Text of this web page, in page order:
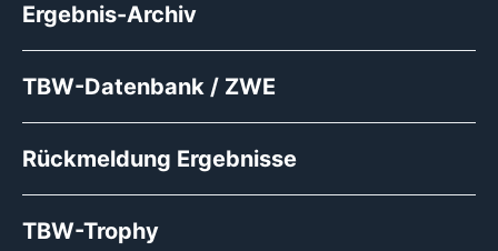
Ergebnis-Archiv
TBW-Datenbank / ZWE
Rückmeldung Ergebnisse
TBW-Trophy